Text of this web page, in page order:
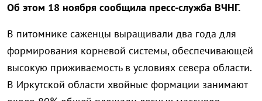
Об этом 18 ноября сообщила пресс-служба ВЧНГ.
В питомнике саженцы выращивали два года для
формирования корневой системы, обеспечивающей
высокую приживаемость в условиях севера области.
В Иркутской области хвойные формации занимают